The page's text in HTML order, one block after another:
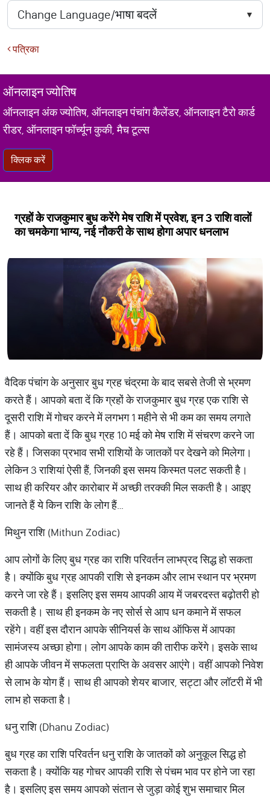
पत्रिका
ऑनलाइन ज्योतिष
ऑनलाइन अंक ज्योतिष, ऑनलाइन पंचांग कैलेंडर, ऑनलाइन टैरो कार्ड
रीडर, ऑनलाइन फॉर्च्यून कुकी, मैच टूल्स
क्लिक करें
ग्रहों के राजकुमार बुध करेंगे मेष राशि में प्रवेश, इन 3 राशि वालों
का चमकेगा भाग्य, नई नौकरी के साथ होगा अपार धनलाभ
वैदिक पंचांग के अनुसार बुध ग्रह चंद्रमा के बाद सबसे तेजी से भ्रमण
करते हैं। आपको बता दें कि ग्रहों के राजकुमार बुध ग्रह एक राशि से
दूसरी राशि में गोचर करने में लगभग 1 महीने से भी कम का समय लगाते
हैं। आपको बता दें कि बुध ग्रह 10 मई को मेष राशि में संचरण करने जा
रहे हैं। जिसका प्रभाव सभी राशियों के जातकों पर देखने को मिलेगा।
लेकिन 3 राशियां ऐसी हैं, जिनकी इस समय किस्मत पलट सकती है।
साथ ही करियर और कारोबार में अच्छी तरक्की मिल सकती है। आइए
जानते हैं ये किन राशि के लोग हैं…
मिथुन राशि (Mithun Zodiac)
आप लोगों के लिए बुध ग्रह का राशि परिवर्तन लाभप्रद सिद्ध हो सकता
है। क्योंकि बुध ग्रह आपकी राशि से इनकम और लाभ स्थान पर भ्रमण
करने जा रहे हैं। इसलिए इस समय आपकी आय में जबरदस्त बढ़ोतरी हो
सकती है। साथ ही इनकम के नए सोर्स से आप धन कमाने में सफल
रहेंगे। वहीं इस दौरान आपके सीनियर्स के साथ ऑफिस में आपका
सामंजस्‍य अच्‍छा होगा। लोग आपके काम की तारीफ करेंगे। इसके साथ
ही आपके जीवन में सफलता प्राप्ति के अवसर आएंगे। वहीं आपको निवेश
से लाभ के योग हैं। साथ ही आपको शेयर बाजार, सट्टा और लॉटरी में भी
लाभ हो सकता है।
धनु राशि (Dhanu Zodiac)
बुध ग्रह का राशि परिवर्तन धनु राशि के जातकों को अनुकूल सिद्ध हो
सकता है। क्योंकि यह गोचर आपकी राशि से पंचम भाव पर होने जा रहा
है। इसलिए इस समय आपको संतान से जुड़ा कोई शुभ समाचार मिल